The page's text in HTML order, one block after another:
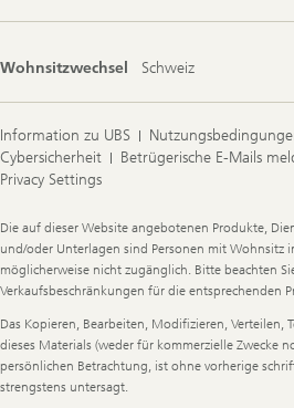
Wohnsitzwechsel Schweiz
Information zu UBS
Cybersicherheit
Betrügerische E-Mails
Privacy Settings
Legal
Information
Die auf dieser Website angebotenen Produkte,
und/oder Unterlagen sind Personen mit Wohnsitz
möglicherweise nicht zugänglich. Bitte beachten
Verkaufsbeschränkungen für die entsprechenden
Das Kopieren, Bearbeiten, Modifizieren, Verteilen,
dieses Materials (weder für kommerzielle Zwecke
persönlichen Betrachtung, ist ohne vorherige
strengstens untersagt.